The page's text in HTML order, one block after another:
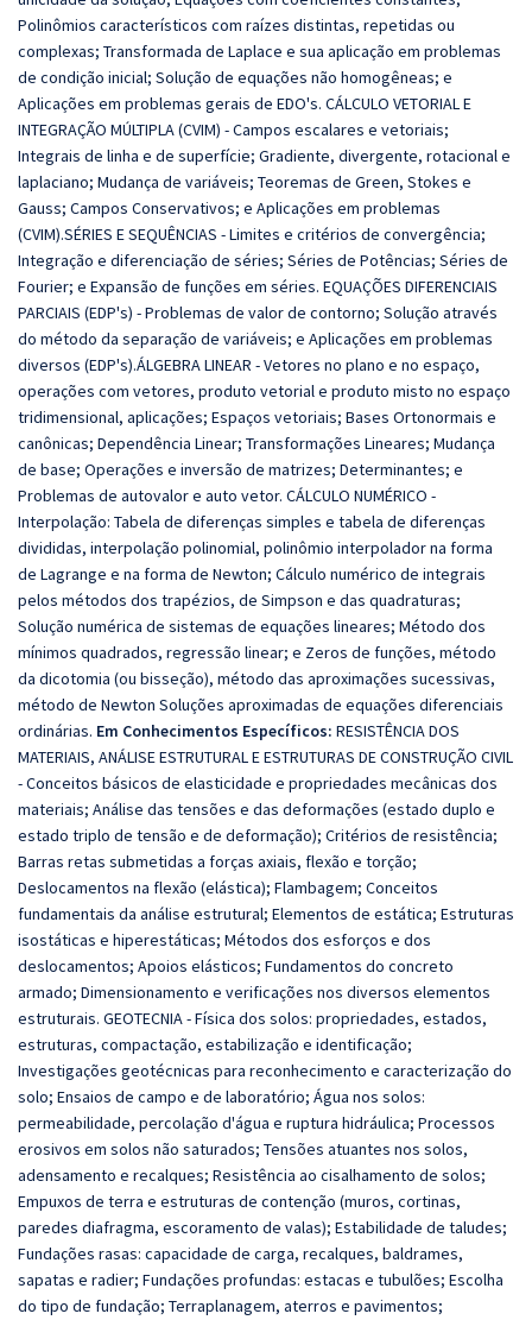
Polinômios característicos com raízes distintas, repetidas ou
complexas; Transformada de Laplace e sua aplicação em problemas
de condição inicial; Solução de equações não homogêneas; e
Aplicações em problemas gerais de EDO's. CÁLCULO VETORIAL E
INTEGRAÇÃO MÚLTIPLA (CVIM) -Campos escalares e vetoriais;
Integrais de linha e de superfície; Gradiente, divergente, rotacional e
laplaciano; Mudança de variáveis; Teoremas de Green, Stokes e
Gauss; Campos Conservativos; e Aplicações em problemas
(CVIM).SÉRIES E SEQUÊNCIAS -Limites e critérios de convergência;
Integração e diferenciação de séries; Séries de Potências; Séries de
Fourier; e Expansão de funções em séries. EQUAÇÕES DIFERENCIAIS
PARCIAIS (EDP's) -Problemas de valor de contorno; Solução através
do método da separação de variáveis; e Aplicações em problemas
diversos (EDP's).ÁLGEBRA LINEAR -Vetores no plano e no espaço,
operações com vetores, produto vetorial e produto misto no espaço
tridimensional, aplicações; Espaços vetoriais; Bases Ortonormais e
canônicas; Dependência Linear; Transformações Lineares; Mudança
de base; Operações e inversão de matrizes; Determinantes; e
Problemas de autovalor e auto vetor. CÁLCULO NUMÉRICO -
Interpolação: Tabela de diferenças simples e tabela de diferenças
divididas, interpolação polinomial, polinômio interpolador na forma
de Lagrange e na forma de Newton; Cálculo numérico de integrais
pelos métodos dos trapézios, de Simpson e das quadraturas;
Solução numérica de sistemas de equações lineares; Método dos
mínimos quadrados, regressão linear; e Zeros de funções, método
da dicotomia (ou bisseção), método das aproximações sucessivas,
método de Newton Soluções aproximadas de equações diferenciais
ordinárias. Em Conhecimentos Específicos: RESISTÊNCIA DOS
MATERIAIS, ANÁLISE ESTRUTURAL E ESTRUTURAS DE CONSTRUÇÃO CIVIL
- Conceitos básicos de elasticidade e propriedades mecânicas dos
materiais; Análise das tensões e das deformações (estado duplo e
estado triplo de tensão e de deformação); Critérios de resistência;
Barras retas submetidas a forças axiais, flexão e torção;
Deslocamentos na flexão (elástica); Flambagem; Conceitos
fundamentais da análise estrutural; Elementos de estática; Estruturas
isostáticas e hiperestáticas; Métodos dos esforços e dos
deslocamentos; Apoios elásticos; Fundamentos do concreto
armado; Dimensionamento e verificações nos diversos elementos
estruturais. GEOTECNIA - Física dos solos: propriedades, estados,
estruturas, compactação, estabilização e identificação;
Investigações geotécnicas para reconhecimento e caracterização do
solo; Ensaios de campo e de laboratório; Água nos solos:
permeabilidade, percolação d'água e ruptura hidráulica; Processos
erosivos em solos não saturados; Tensões atuantes nos solos,
adensamento e recalques; Resistência ao cisalhamento de solos;
Empuxos de terra e estruturas de contenção (muros, cortinas,
paredes diafragma, escoramento de valas); Estabilidade de taludes;
Fundações rasas: capacidade de carga, recalques, baldrames,
sapatas e radier; Fundações profundas: estacas e tubulões; Escolha
do tipo de fundação; Terraplanagem, aterros e pavimentos;